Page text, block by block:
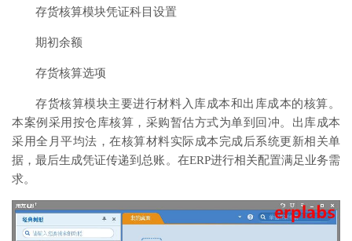
存货核算模块凭证科目设置
期初余额
存货核算选项
存货核算模块主要进行材料入库成本和出库成本的核算。
本案例采用按仓库核算，采购暂估方式为单到回冲。出库成本
采用全月平均法，在核算材料实际成本完成后系统更新相关单
据，最后生成凭证传递到总账。在ERP进行相关配置满足业务需
求。